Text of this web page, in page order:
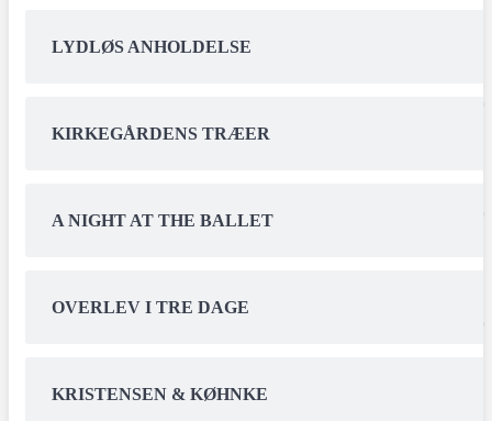
LYDLØS ANHOLDELSE
KIRKEGÅRDENS TRÆER
A NIGHT AT THE BALLET
OVERLEV I TRE DAGE
KRISTENSEN & KØHNKE